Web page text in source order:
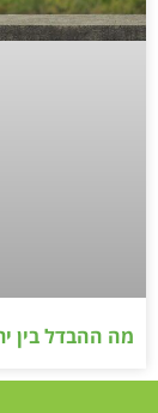
מה ההבדל בין